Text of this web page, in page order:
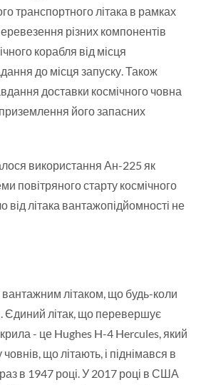
транспортного літака в рамках
різних компонентів
корабля від місця
до місця запуску. Також
доставки космічного човна
його запасних
використання Ан-225 як
повітряного старту космічного
від літака вантажопідйомності не
літаком, що будь-коли
Єдиний літак, що перевершує
- це Hughes H-4 Hercules, який
що літають, і піднімався в
в 1947 році. У 2017 році в США